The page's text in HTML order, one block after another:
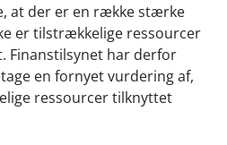
at der er en række stærke
er tilstrækkelige ressourcer
Finanstilsynet har derfor
en fornyet vurdering af,
ressourcer tilknyttet